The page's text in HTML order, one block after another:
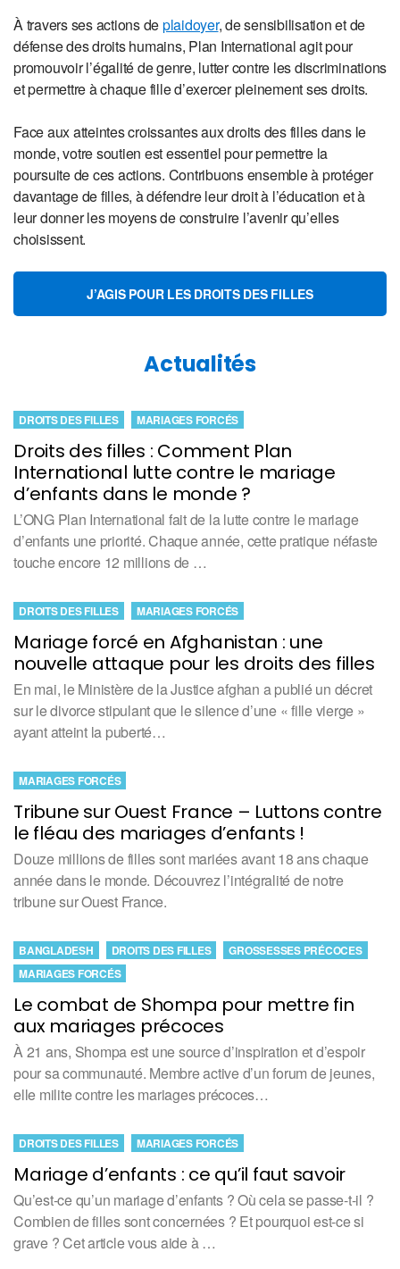
À travers ses actions deplaidoyer, de sensibilisation et de
défense des droits humains, Plan International agit pour
promouvoir l’égalité de genre, lutter contre les discriminations
et permettre à chaque fille d’exercer pleinement ses droits.
Face aux atteintes croissantes aux droits des filles dans le
monde, votre soutien est essentiel pour permettre la
poursuite de ces actions. Contribuons ensemble à protéger
davantage de filles, à défendre leur droit à l’éducation et à
leur donner les moyens de construire l’avenir qu’elles
choisissent.
J’AGIS POUR LES DROITS DES FILLES
Actualités
Droits des filles : Comment Plan
International lutte contre le mariage
d’enfants dans le monde ?
DROITS DES FILLES MARIAGES FORCÉS
L’ONG Plan International fait de la lutte contre le mariage
d’enfants une priorité. Chaque année, cette pratique néfaste
touche encore 12 millions de …
Mariage forcé en Afghanistan : une
nouvelle attaque pour les droits des filles
DROITS DES FILLES MARIAGES FORCÉS
En mai, le Ministère de la Justice afghan a publié un décret
sur le divorce stipulant que le silence d’une « fille vierge »
ayant atteint la puberté…
Tribune sur Ouest France – Luttons contre
le fléau des mariages d’enfants !
MARIAGES FORCÉS
Douze millions de filles sont mariées avant 18 ans chaque
année dans le monde. Découvrez l’intégralité de notre
tribune sur Ouest France.
Le combat de Shompa pour mettre fin
aux mariages précoces
BANGLADESH DROITS DES FILLES
GROSSESSES PRÉCOCES
MARIAGES FORCÉS
À 21 ans, Shompa est une source d’inspiration et d’espoir
pour sa communauté. Membre active d’un forum de jeunes,
elle milite contre les mariages précoces…
Mariage d’enfants : ce qu’il faut savoir
DROITS DES FILLES MARIAGES FORCÉS
Qu’est-ce qu’un mariage d’enfants ? Où cela se passe-t-il ?
Combien de filles sont concernées ? Et pourquoi est-ce si
grave ? Cet article vous aide à …